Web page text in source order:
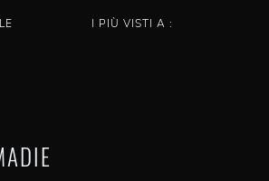
I PIÙ VISTI A :